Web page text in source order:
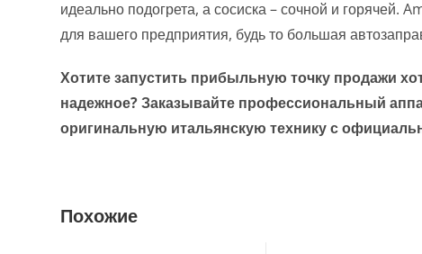
идеально подогрета, а сосиска – сочной и горячей.
для вашего предприятия, будь то большая
Хотите запустить прибыльную точку продажи
надежное? Заказывайте профессиональный
оригинальную итальянскую технику с
Похожие